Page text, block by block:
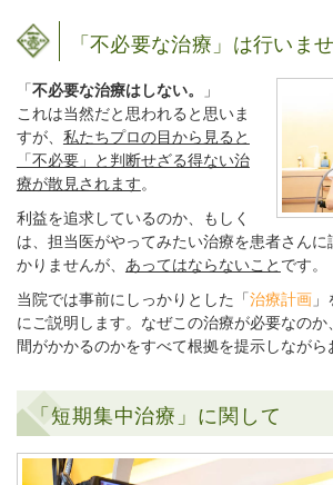
「不必要な治療」は行いま
「不必要な治療はしない。
」
これは当然だと思われると思いま
すが、 私たちプロの目から見ると
「不必要」と判断せざる得ない治
療が散見されます。
利益を追求しているのか、もしく
は、担当医がやってみたい治療を患者さん
かりませんが、 あってはならないこと です。
当院では事前にしっかりとした「治療計画」
にご説明します。なぜこの治療が必要なの
間がかかるのかをすべて根拠を提示しながら
「短期集中治療」に関して